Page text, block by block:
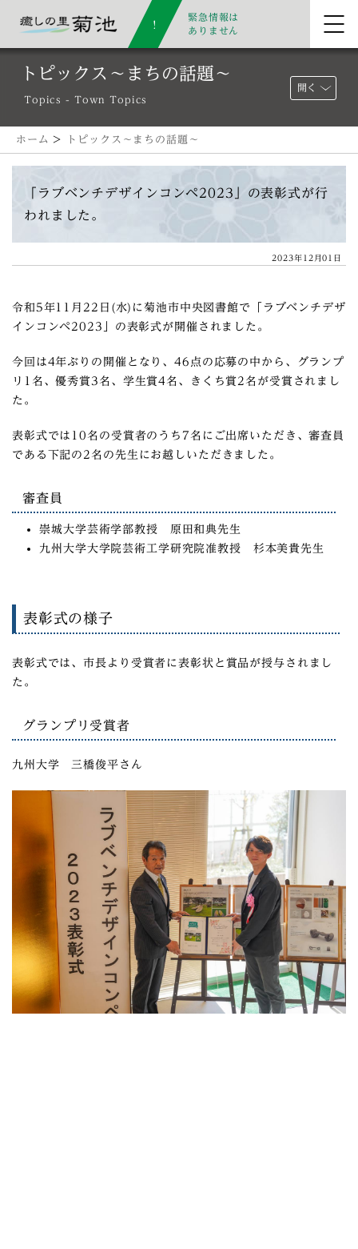
緊急情報は
ありません
トピックス～まちの話題～
Topics - Town Topics
開く
ホーム > トピックス～まちの話題～
「ラブベンチデザインコンペ2023」の表彰式が行
われました。
2023年12月01日
令和5年11月22日(水)に菊池市中央図書館で「ラブベンチデザ
インコンペ2023」の表彰式が開催されました。
今回は4年ぶりの開催となり、46点の応募の中から、グランプ
リ1名、優秀賞3名、学生賞4名、きくち賞2名が受賞されまし
た。
表彰式では10名の受賞者のうち7名にご出席いただき、審査員
である下記の2名の先生にお越しいただきました。
審査員
崇城大学芸術学部教授 原田和典先生
九州大学大学院芸術工学研究院准教授 杉本美貴先生
表彰式の様子
表彰式では、市長より受賞者に表彰状と賞品が授与されまし
た。
グランプリ受賞者
九州大学 三橋俊平さん